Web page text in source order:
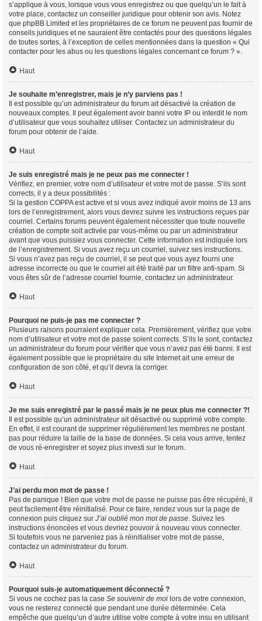
s’applique à vous, lorsque vous vous enregistrez ou que quelqu’un le fait à
votre place, contactez un conseiller juridique pour obtenir son avis. Notez
que phpBB Limited et les propriétaires de ce forum ne peuvent pas fournir de
conseils juridiques et ne sauraient être contactés pour des questions légales
de toutes sortes, à l’exception de celles mentionnées dans la question « Qui
contacter pour les abus ou les questions légales concernant ce forum ? ».
Haut
Je souhaite m’enregistrer, mais je n’y parviens pas !
Il est possible qu’un administrateur du forum ait désactivé la création de
nouveaux comptes. Il peut également avoir banni votre IP ou interdit le nom
d’utilisateur que vous souhaitez utiliser. Contactez un administrateur du
forum pour obtenir de l’aide.
Haut
Je suis enregistré mais je ne peux pas me connecter !
Vérifiez, en premier, votre nom d’utilisateur et votre mot de passe. S’ils sont
corrects, il y a deux possibilités :
Si la gestion COPPA est active et si vous avez indiqué avoir moins de 13 ans
lors de l’enregistrement, alors vous devrez suivre les instructions reçues par
courriel. Certains forums peuvent également nécessiter que toute nouvelle
création de compte soit activée par vous-même ou par un administrateur
avant que vous puissiez vous connecter. Cette information est indiquée lors
de l’enregistrement. Si vous avez reçu un courriel, suivez ses instructions.
Si vous n’avez pas reçu de courriel, il se peut que vous ayez fourni une
adresse incorrecte ou que le courriel ait été traité par un filtre anti-spam. Si
vous êtes sûr de l’adresse courriel fournie, contactez un administrateur.
Haut
Pourquoi ne puis-je pas me connecter ?
Plusieurs raisons pourraient expliquer cela. Premièrement, vérifiez que votre
nom d’utilisateur et votre mot de passe soient corrects. S’ils le sont, contactez
un administrateur du forum pour vérifier que vous n’avez pas été banni. Il est
également possible que le propriétaire du site Internet ait une erreur de
configuration de son côté, et qu’il devra la corriger.
Haut
Je me suis enregistré par le passé mais je ne peux plus me connecter ?!
Il est possible qu’un administrateur ait désactivé ou supprimé votre compte.
En effet, il est courant de supprimer régulièrement les membres ne postant
pas pour réduire la taille de la base de données. Si cela vous arrive, tentez
de vous ré-enregistrer et soyez plus investi sur le forum.
Haut
J’ai perdu mon mot de passe !
Pas de panique ! Bien que votre mot de passe ne puisse pas être récupéré, il
peut facilement être réinitialisé. Pour ce faire, rendez vous sur la page de
connexion puis cliquez sur J’ai oublié mon mot de passe. Suivez les
instructions énoncées et vous devriez pouvoir à nouveau vous connecter.
Si toutefois vous ne parveniez pas à réinitialiser votre mot de passe,
contactez un administrateur du forum.
Haut
Pourquoi suis-je automatiquement déconnecté ?
Si vous ne cochez pas la case Se souvenir de moi lors de votre connexion,
vous ne resterez connecté que pendant une durée déterminée. Cela
empêche que quelqu’un d’autre utilise votre compte à votre insu en utilisant